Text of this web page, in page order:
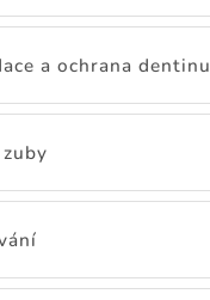
a ochrana dentinu